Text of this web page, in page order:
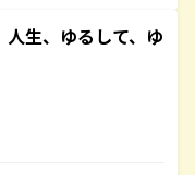
生、ゆるして、ゆ